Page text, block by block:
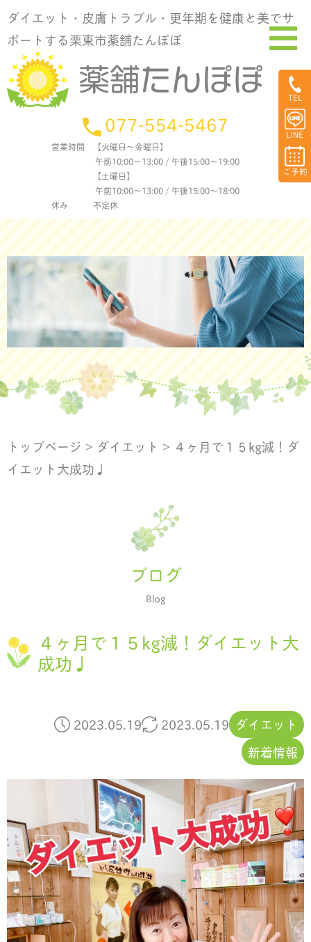
ダイエット・皮膚トラブル・更年期を健康と美でサ
ポートする栗東市薬舗たんぽぽ
077-554-5467
営業時間
【火曜日〜金曜日】
午前10:00〜13:00 / 午後15:00〜19:00
【土曜日】
午前10:00〜13:00 / 午後15:00〜18:00
休み
不定休
TEL
LINE
ご予約
トップページ > ダイエット > ４ヶ月で１５kg減！ダ
イエット大成功♩
ブログ
Blog
４ヶ月で１５kg減！ダイエット大
成功♩
2023.05.19 2023.05.19 ダイエット
新着情報